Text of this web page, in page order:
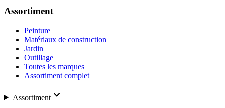
Assortiment
Peinture
Matériaux de construction
Jardin
Outillage
Toutes les marques
Assortiment complet
Assortiment